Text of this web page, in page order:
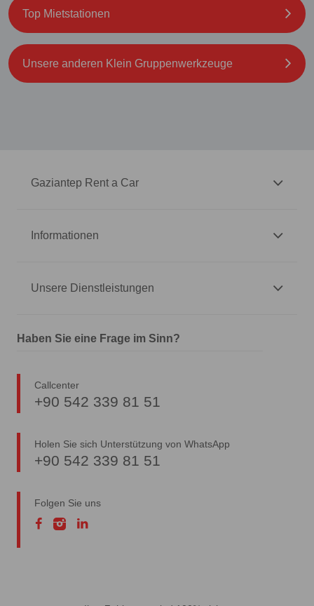
Top Mietstationen
Unsere anderen Klein Gruppenwerkzeuge
Gaziantep Rent a Car
Informationen
Unsere Dienstleistungen
Haben Sie eine Frage im Sinn?
Callcenter
+90 542 339 81 51
Holen Sie sich Unterstützung von WhatsApp
+90 542 339 81 51
Folgen Sie uns